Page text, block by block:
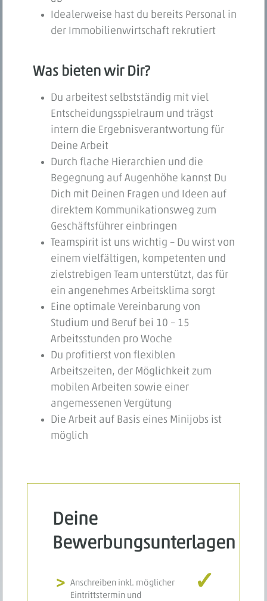
Idealerweise hast du bereits Personal in
der Immobilienwirtschaft rekrutiert
Was bieten wir Dir?
Du arbeitest selbstständig mit viel
Entscheidungsspielraum und trägst
intern die Ergebnisverantwortung für
Deine Arbeit
Durch flache Hierarchien und die
Begegnung auf Augenhöhe kannst Du
Dich mit Deinen Fragen und Ideen auf
direktem Kommunikationsweg zum
Geschäftsführer einbringen
Teamspirit ist uns wichtig – Du wirst von
einem vielfältigen, kompetenten und
zielstrebigen Team unterstützt, das für
ein angenehmes Arbeitsklima sorgt
Eine optimale Vereinbarung von
Studium und Beruf bei 10 – 15
Arbeitsstunden pro Woche
Du profitierst von flexiblen
Arbeitszeiten, der Möglichkeit zum
mobilen Arbeiten sowie einer
angemessenen Vergütung
Die Arbeit auf Basis eines Minijobs ist
möglich
Deine
Bewerbungsunterlagen
Anschreiben inkl. möglicher
Eintrittstermin und